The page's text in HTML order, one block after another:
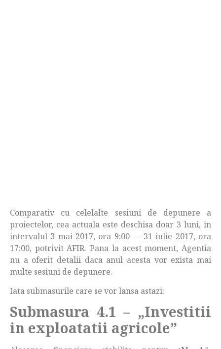
Comparativ cu celelalte sesiuni de depunere a
proiectelor, cea actuala este deschisa doar 3 luni, in
intervalul 3 mai 2017, ora 9:00 — 31 iulie 2017, ora
17:00, potrivit AFIR. Pana la acest moment, Agentia
nu a oferit detalii daca anul acesta vor exista mai
multe sesiuni de depunere.
Iata submasurile care se vor lansa astazi:
Submasura 4.1 – „Investitii
in exploatatii agricole”